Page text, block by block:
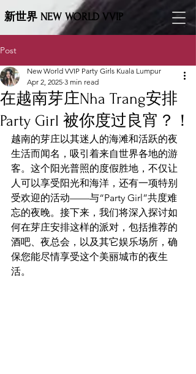
新世界 NEW WORLD VVIP
Post
在越南芽庄Nha Trang安排
Party Girl 被你度过良宵？！
New World VVIP Party Girls Kuala Lumpur
Apr 2, 2025 3 min read
越南的芽庄以其迷人的海滩和活跃的夜
生活而闻名，吸引着来自世界各地的游
客。这个阳光普照的度假胜地，不仅让
人可以享受阳光和海洋，还有一项特别
受欢迎的活动——与“Party Girl”共度难
忘的夜晚。接下来，我们将深入探讨如
何在芽庄安排这样的派对，包括推荐的
酒吧、夜总会，以及其它娱乐场所，确
保您能尽情享受这个美丽城市的夜生
活。